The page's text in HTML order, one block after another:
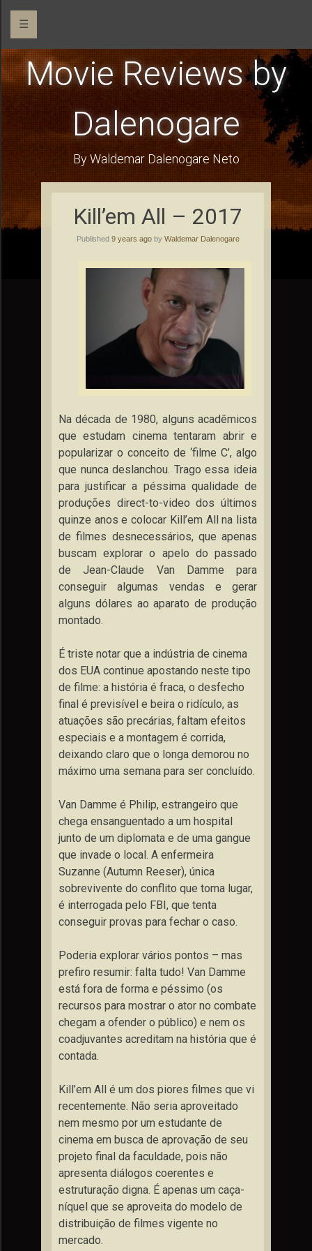
☰
Movie Reviews by
Dalenogare
By Waldemar Dalenogare Neto
Kill’em All – 2017
Published 9 years agoby Waldemar Dalenogare
Na década de 1980, alguns acadêmicos
que estudam cinema tentaram abrir e
popularizar o conceito de ‘filme C’, algo
que nunca deslanchou. Trago essa ideia
para justificar a péssima qualidade de
produções direct-to-video dos últimos
quinze anos e colocar Kill’em All na lista
de filmes desnecessários, que apenas
buscam explorar o apelo do passado
de Jean-Claude Van Damme para
conseguir algumas vendas e gerar
alguns dólares ao aparato de produção
montado.
É triste notar que a indústria de cinema
dos EUA continue apostando neste tipo
de filme: a história é fraca, o desfecho
final é previsível e beira o ridículo, as
atuações são precárias, faltam efeitos
especiais e a montagem é corrida,
deixando claro que o longa demorou no
máximo uma semana para ser concluído.
Van Damme é Philip, estrangeiro que
chega ensanguentado a um hospital
junto de um diplomata e de uma gangue
que invade o local. A enfermeira
Suzanne (Autumn Reeser), única
sobrevivente do conflito que toma lugar,
é interrogada pelo FBI, que tenta
conseguir provas para fechar o caso.
Poderia explorar vários pontos – mas
prefiro resumir: falta tudo! Van Damme
está fora de forma e péssimo (os
recursos para mostrar o ator no combate
chegam a ofender o público) e nem os
coadjuvantes acreditam na história que é
contada.
Kill’em All é um dos piores filmes que vi
recentemente. Não seria aproveitado
nem mesmo por um estudante de
cinema em busca de aprovação de seu
projeto final da faculdade, pois não
apresenta diálogos coerentes e
estruturação digna. É apenas um caça-
níquel que se aproveita do modelo de
distribuição de filmes vigente no
mercado.